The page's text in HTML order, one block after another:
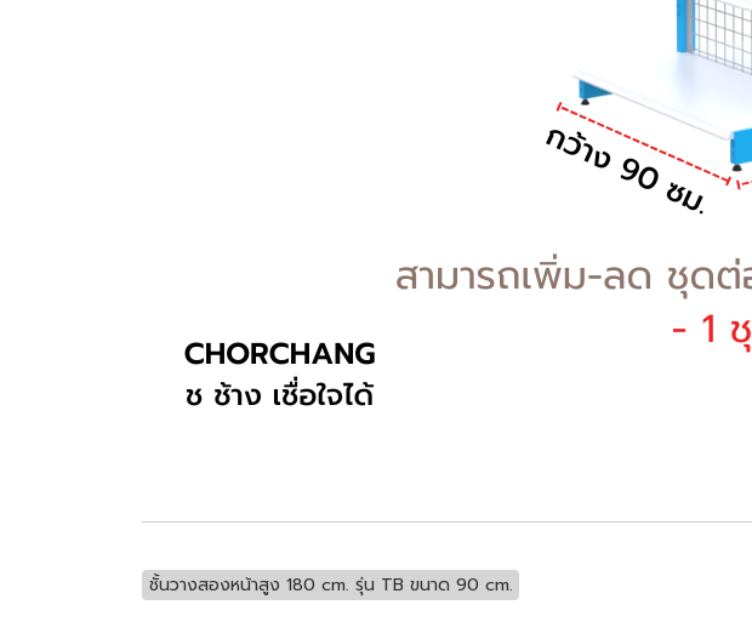
ชั้นวางสองหน้าสูง 180 cm. รุ่น TB ขนาด 90 cm.